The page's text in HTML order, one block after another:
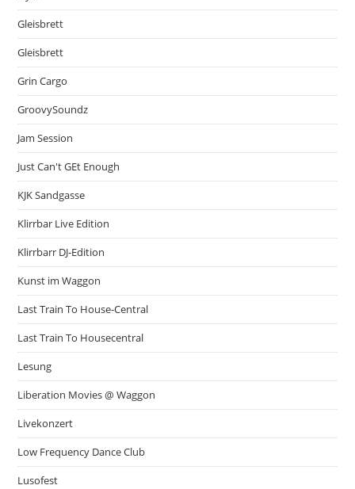
Gleisbrett
Gleisbrett
Grin Cargo
GroovySoundz
Jam Session
Just Can't GEt Enough
KJK Sandgasse
Klirrbar Live Edition
Klirrbarr DJ-Edition
Kunst im Waggon
Last Train To House-Central
Last Train To Housecentral
Lesung
Liberation Movies @ Waggon
Livekonzert
Low Frequency Dance Club
Lusofest